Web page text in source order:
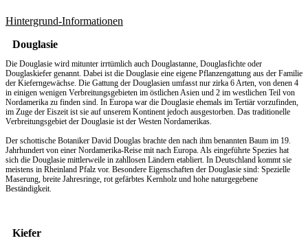
Hintergrund-Informationen
Douglasie
Die Douglasie wird mitunter irrtümlich auch Douglastanne, Douglasfichte oder
Douglaskiefer genannt. Dabei ist die Douglasie eine eigene Pflanzengattung aus der Familie
der Kieferngewächse. Die Gattung der Douglasien umfasst nur zirka 6 Arten, von denen 4
in einigen wenigen Verbreitungsgebieten im östlichen Asien und 2 im westlichen Teil von
Nordamerika zu finden sind. In Europa war die Douglasie ehemals im Tertiär vorzufinden,
im Zuge der Eiszeit ist sie auf unserem Kontinent jedoch ausgestorben. Das traditionelle
Verbreitungsgebiet der Douglasie ist der Westen Nordamerikas.
Der schottische Botaniker David Douglas brachte den nach ihm benannten Baum im 19.
Jahrhundert von einer Nordamerika-Reise mit nach Europa. Als eingeführte Spezies hat
sich die Douglasie mittlerweile in zahllosen Ländern etabliert. In Deutschland kommt sie
meistens in Rheinland Pfalz vor. Besondere Eigenschaften der Douglasie sind: Spezielle
Maserung, breite Jahresringe, rot gefärbtes Kernholz und hohe naturgegebene
Beständigkeit.
Kiefer